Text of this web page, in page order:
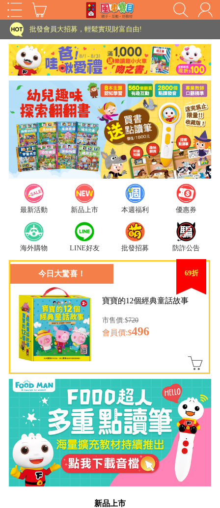
HOT
家長樂了!「風車書版集團暨FOOD超人企業總部」目前正興建中!
批發會員大招募，輕鬆實現財富自由!
如需更改或重開發票 需在訂單成立三天內通知客服 寄回發票需附上回郵郵票
老師您好!!幼教會員火熱招募中~
海外購物免煩惱！點我查看『海外購物流程說明』
家長樂了!「風車書版集團暨FOOD超人企業總部」目前正興建中!
批發會員大招募，輕鬆實現財富自由!
如需更改或重開發票 需在訂單成立三天內通知客服 寄回發票需附上回郵郵票
老師您好!!幼教會員火熱招募中~
海外購物免煩惱！點我查看『海外購物流程說明』
最新活動 新品上市 本週福利 優惠券
海外購物 LINE好友 批發招募 防詐公告
今日大驚喜！ 69折
寶寶的12個經典童話故事
市售價:$720
會員價:$496
新品上市